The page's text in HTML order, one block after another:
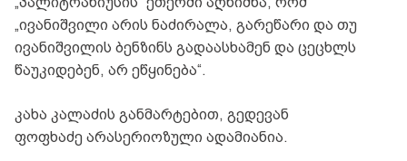
„ივანიშვილი არის ნაძირალა, გარეწარი და თუ
ივანიშვილის ბენზინს გადაასხამენ და ცეცხლს
წაუკიდებენ, არ ეწყინება“.
კახა კალაძის განმარტებით, გედევან
ფოფხაძე არასერიოზული ადამიანია.